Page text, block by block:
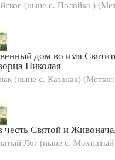
(ныне с. Полойка )
дом во имя
Николая
(ныне с. Казанак) (Метки:
честь Святой и
Лог (ныне с.